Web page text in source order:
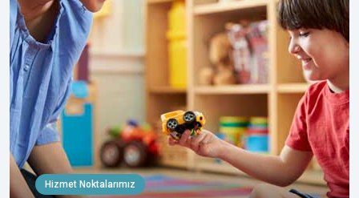
Hizmet Noktalarımız